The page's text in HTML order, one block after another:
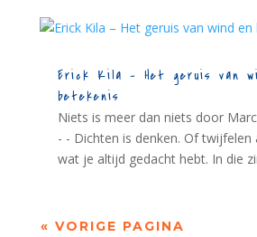
Erick Kila – Het geruis van
betekenis
Niets is meer dan niets door
- - Dichten is denken. Of twijfelen
wat je altijd gedacht hebt. In die
« VORIGE PAGINA